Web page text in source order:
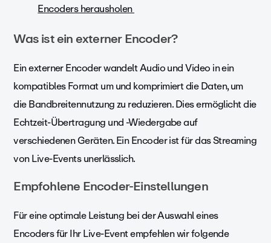
Encoders herausholen
Was ist ein externer Encoder?
Ein externer Encoder wandelt Audio und Video in ein
kompatibles Format um und komprimiert die Daten, um
die Bandbreitennutzung zu reduzieren. Dies ermöglicht die
Echtzeit-Übertragung und -Wiedergabe auf
verschiedenen Geräten. Ein Encoder ist für das Streaming
von Live-Events unerlässlich.
Empfohlene Encoder-Einstellungen
Für eine optimale Leistung bei der Auswahl eines
Encoders für Ihr Live-Event empfehlen wir folgende